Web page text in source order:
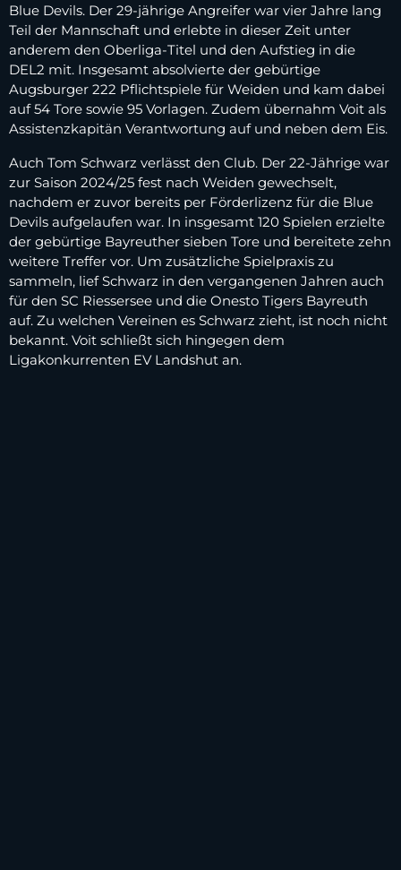
Blue Devils. Der 29-jährige Angreifer war vier Jahre lang
Teil der Mannschaft und erlebte in dieser Zeit unter
anderem den Oberliga-Titel und den Aufstieg in die
DEL2 mit. Insgesamt absolvierte der gebürtige
Augsburger 222 Pflichtspiele für Weiden und kam dabei
auf 54 Tore sowie 95 Vorlagen. Zudem übernahm Voit als
Assistenzkapitän Verantwortung auf und neben dem Eis.
Auch Tom Schwarz verlässt den Club. Der 22-Jährige war
zur Saison 2024/25 fest nach Weiden gewechselt,
nachdem er zuvor bereits per Förderlizenz für die Blue
Devils aufgelaufen war. In insgesamt 120 Spielen erzielte
der gebürtige Bayreuther sieben Tore und bereitete zehn
weitere Treffer vor. Um zusätzliche Spielpraxis zu
sammeln, lief Schwarz in den vergangenen Jahren auch
für den SC Riessersee und die Onesto Tigers Bayreuth
auf. Zu welchen Vereinen es Schwarz zieht, ist noch nicht
bekannt. Voit schließt sich hingegen dem
Ligakonkurrenten EV Landshut an.